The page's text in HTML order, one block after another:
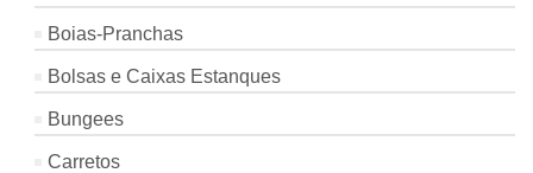
Boias-Pranchas
Bolsas e Caixas Estanques
Bungees
Carretos